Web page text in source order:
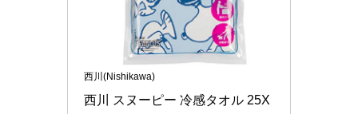
西川(Nishikawa)
西川 スヌーピー 冷感タオル 25X